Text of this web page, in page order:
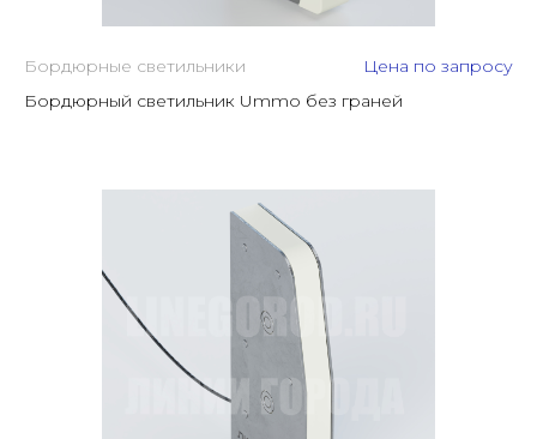
Бордюрные светильники
Цена по запросу
Бордюрный светильник Ummo без граней